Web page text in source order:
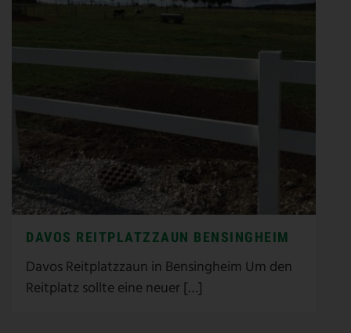
DAVOS REITPLATZZAUN BENSINGHEIM
Davos Reitplatzzaun in Bensingheim Um den
Reitplatz sollte eine neuer […]